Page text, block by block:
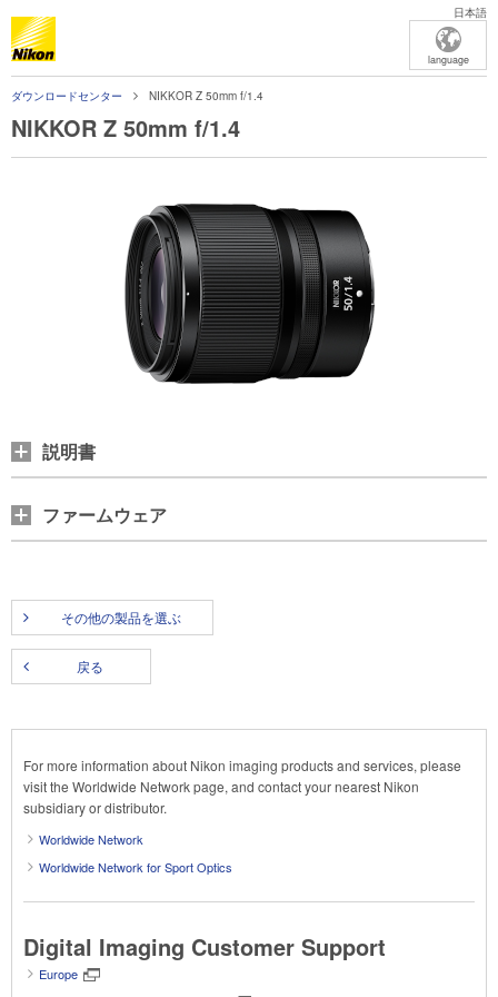
日本語
language
ダウンロードセンター NIKKOR Z 50mm f/1.4
NIKKOR Z 50mm f/1.4
説明書
ファームウェア
その他の製品を選ぶ
戻る
For more information about Nikon imaging products and services, please
visit the Worldwide Network page, and contact your nearest Nikon
subsidiary or distributor.
Worldwide Network
Worldwide Network for Sport Optics
Digital Imaging Customer Support
Europe